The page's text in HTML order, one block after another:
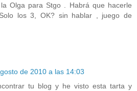
Olga para Stgo . Habrá que hacerle
los 3, OK? sin hablar , juego de
de 2010 a las 14:03
tu blog y he visto esta tarta y